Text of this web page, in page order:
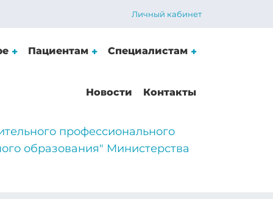
Личный кабинет
Пациентам Специалистам
Новости Контакты
профессионального
образования" Министерства